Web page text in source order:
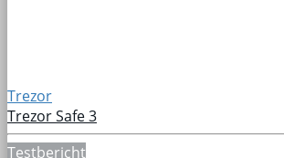
Trezor
Trezor Safe 3
Testbericht